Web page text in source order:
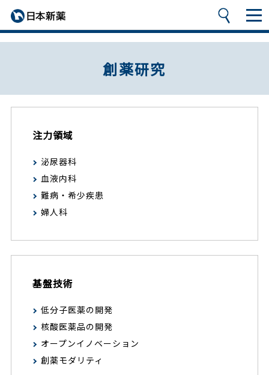
創薬研究
注力領域
泌尿器科
血液内科
難病・希少疾患
婦人科
基盤技術
低分子医薬の開発
核酸医薬品の開発
オープンイノベーション
創薬モダリティ